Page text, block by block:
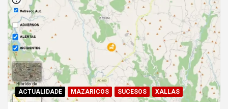
ACTUALIDADE MAZARICOS SUCESOS XALLAS